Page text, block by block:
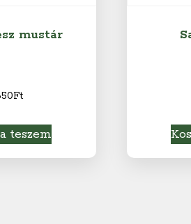
mustár
Ft
teszem